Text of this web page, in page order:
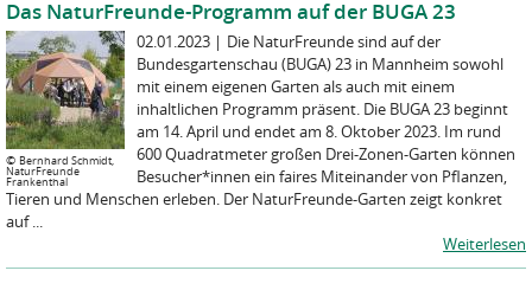
Das NaturFreunde-Programm auf der BUGA 23
© Bernhard Schmidt,
NaturFreunde
Frankenthal
02.01.2023 | Die NaturFreunde sind auf der
Bundesgartenschau (BUGA) 23 in Mannheim sowohl
mit einem eigenen Garten als auch mit einem
inhaltlichen Programm präsent. Die BUGA 23 beginnt
am 14. April und endet am 8. Oktober 2023. Im rund
600 Quadratmeter großen Drei-Zonen-Garten können
Besucher*innen ein faires Miteinander von Pflanzen,
Tieren und Menschen erleben. Der NaturFreunde-Garten zeigt konkret
auf ...
Weiterlesen